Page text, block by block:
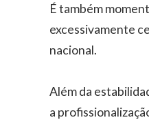
É também
excessivamente
nacional.
Além da
a